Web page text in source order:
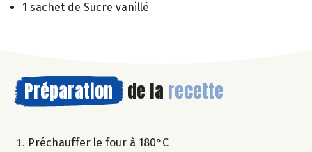
1 sachet de Sucre vanillé
Préparation de la recette
Préchauffer le four à 180°C